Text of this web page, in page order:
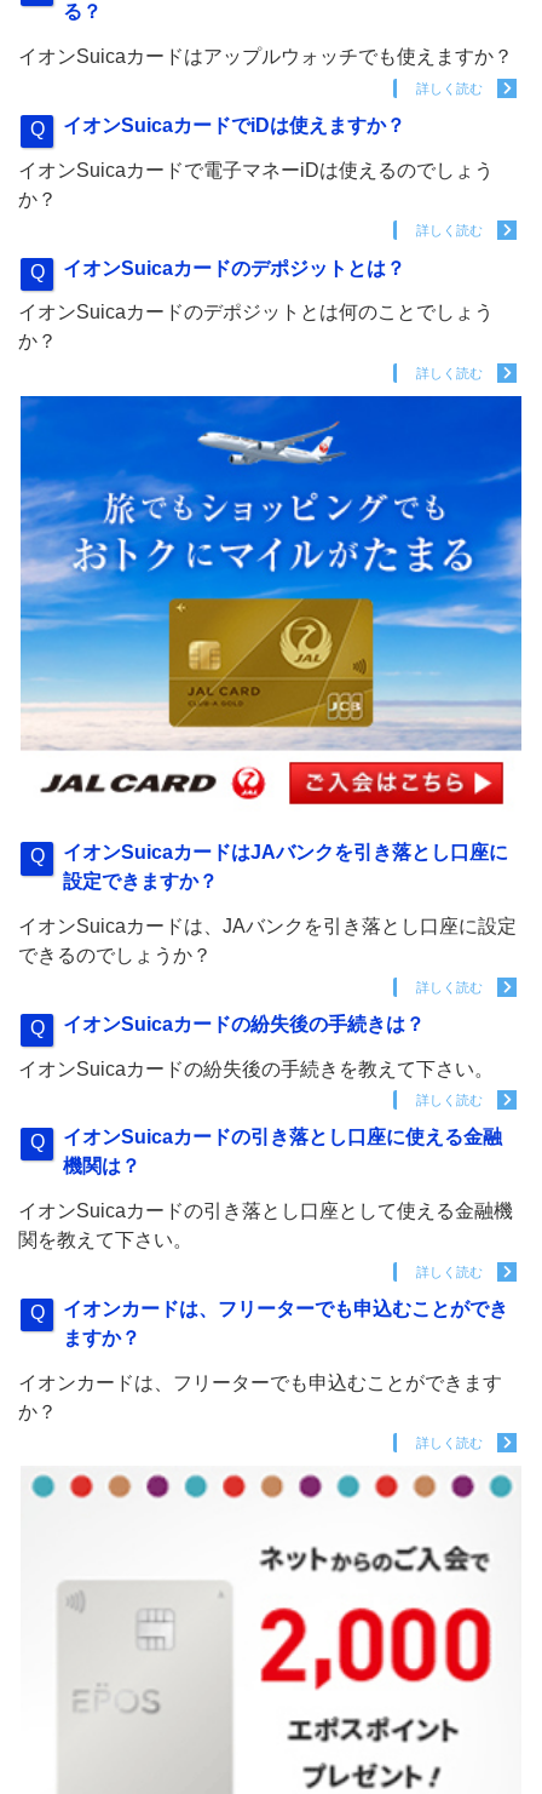
る？
イオンSuicaカードはアップルウォッチでも使えますか？
詳しく読む
イオンSuicaカードでiDは使えますか？
イオンSuicaカードで電子マネーiDは使えるのでしょう
か？
詳しく読む
イオンSuicaカードのデポジットとは？
イオンSuicaカードのデポジットとは何のことでしょう
か？
詳しく読む
イオンSuicaカードはJAバンクを引き落とし口座に
設定できますか？
イオンSuicaカードは、JAバンクを引き落とし口座に設定
できるのでしょうか？
詳しく読む
イオンSuicaカードの紛失後の手続きは？
イオンSuicaカードの紛失後の手続きを教えて下さい。
詳しく読む
イオンSuicaカードの引き落とし口座に使える金融
機関は？
イオンSuicaカードの引き落とし口座として使える金融機
関を教えて下さい。
詳しく読む
イオンカードは、フリーターでも申込むことができ
ますか？
イオンカードは、フリーターでも申込むことができます
か？
詳しく読む